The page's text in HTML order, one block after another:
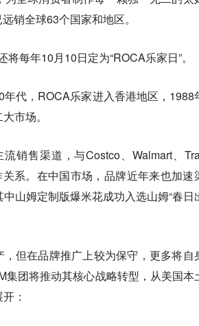
销全球63个国家和地区。
每年10月10日定为“ROCA乐家日”。
代，ROCA乐家进入香港地区，1988
市场。
销售渠道，与Costco、Walmart、
系。在中国市场，品牌近年来也加速
山姆定制版爆米花成功入选山姆“春日
但在品牌推广上较为保守，更多将自
团将推动其核心战略转型，从美国本
：